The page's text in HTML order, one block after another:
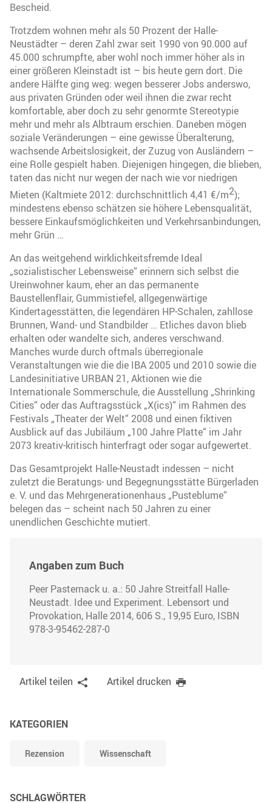
Bescheid.
Trotzdem wohnen mehr als 50 Prozent der Halle-
Neustädter – deren Zahl zwar seit 1990 von 90.000 auf
45.000 schrumpfte, aber wohl noch immer höher als in
einer größeren Kleinstadt ist – bis heute gern dort. Die
andere Hälfte ging weg: wegen besserer Jobs anderswo,
aus privaten Gründen oder weil ihnen die zwar recht
komfortable, aber doch zu sehr genormte Stereotypie
mehr und mehr als Albtraum erschien. Daneben mögen
soziale Veränderungen – eine gewisse Überalterung,
wachsende Arbeitslosigkeit, der Zuzug von Ausländern –
eine Rolle gespielt haben. Diejenigen hingegen, die blieben,
taten das nicht nur wegen der nach wie vor niedrigen
Mieten (Kaltmiete 2012: durchschnittlich 4,41 €/m2);
mindestens ebenso schätzen sie höhere Lebensqualität,
bessere Einkaufsmöglichkeiten und Verkehrsanbindungen,
mehr Grün …
An das weitgehend wirklichkeitsfremde Ideal
„sozialistischer Lebensweise“ erinnern sich selbst die
Ureinwohner kaum, eher an das permanente
Baustellenflair, Gummistiefel, allgegenwärtige
Kindertagesstätten, die legendären HP-Schalen, zahllose
Brunnen, Wand- und Standbilder … Etliches davon blieb
erhalten oder wandelte sich, anderes verschwand.
Manches wurde durch oftmals überregionale
Veranstaltungen wie die die IBA 2005 und 2010 sowie die
Landesinitiative URBAN 21, Aktionen wie die
Internationale Sommerschule, die Ausstellung „Shrinking
Cities“ oder das Auftragsstück „X(ics)“ im Rahmen des
Festivals „Theater der Welt“ 2008 und einen fiktiven
Ausblick auf das Jubiläum „100 Jahre Platte“ im Jahr
2073 kreativ-kritisch hinterfragt oder sogar aufgewertet.
Das Gesamtprojekt Halle-Neustadt indessen – nicht
zuletzt die Beratungs- und Begegnungsstätte Bürgerladen
e. V. und das Mehrgenerationenhaus „Pusteblume“
belegen das – scheint nach 50 Jahren zu einer
unendlichen Geschichte mutiert.
Angaben zum Buch
Peer Pasternack u. a.: 50 Jahre Streitfall Halle-
Neustadt. Idee und Experiment. Lebensort und
Provokation, Halle 2014, 606 S., 19,95 Euro, ISBN
978-3-95462-287-0
Artikel teilen Artikel drucken
KATEGORIEN
Rezension Wissenschaft
SCHLAGWÖRTER